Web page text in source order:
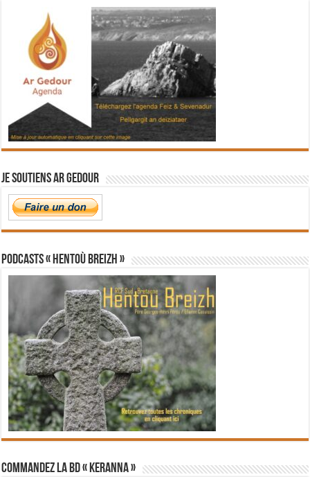
Je soutiens Ar Gedour
PODCASTS « Hentoù Breizh »
Commandez la BD « Keranna »